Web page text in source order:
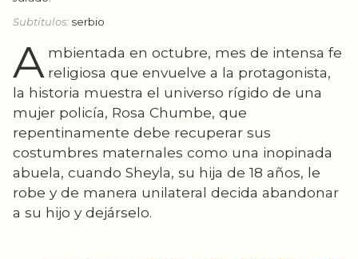
Subtítulos: serbio
A mbientada en octubre, mes de intensa fe
religiosa que envuelve a la protagonista,
la historia muestra el universo rígido de una
mujer policía, Rosa Chumbe, que
repentinamente debe recuperar sus
costumbres maternales como una inopinada
abuela, cuando Sheyla, su hija de 18 años, le
robe y de manera unilateral decida abandonar
a su hijo y dejárselo.